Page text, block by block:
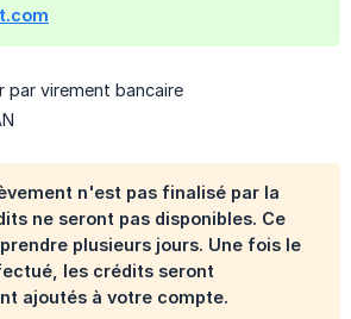
par virement bancaire
n'est pas finalisé par la
ne seront pas disponibles. Ce
plusieurs jours. Une fois le
les crédits seront
ajoutés à votre compte.